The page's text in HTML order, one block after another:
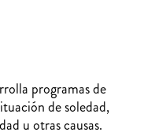
programas de
de soledad,
u otras causas.